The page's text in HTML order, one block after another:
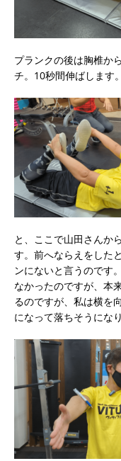
プランクの後は胸椎か
チ。10秒間伸ばします。
と、ここで山田さんか
す。前へならえをした
ンにないと言うのです
なかったのですが、本
るのですが、私は横を
になって落ちそうになり